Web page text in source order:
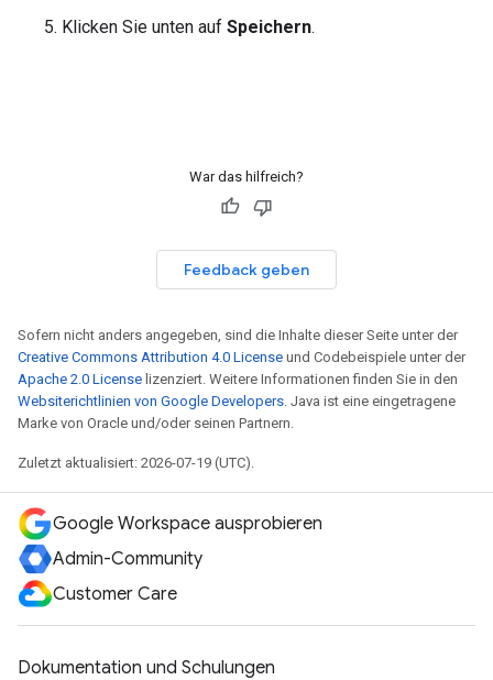
Klicken Sie unten auf Speichern.
War das hilfreich?
Feedback geben
Sofern nicht anders angegeben, sind die Inhalte dieser Seite unter der
Creative Commons Attribution 4.0 License und Codebeispiele unter der
Apache 2.0 License lizenziert. Weitere Informationen finden Sie in den
Websiterichtlinien von Google Developers. Java ist eine eingetragene
Marke von Oracle und/oder seinen Partnern.
Zuletzt aktualisiert: 2026-07-19 (UTC).
Google Workspace ausprobieren
Admin-Community
Customer Care
Dokumentation und Schulungen